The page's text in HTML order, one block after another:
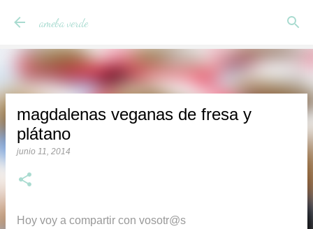
ameba verde
magdalenas veganas de fresa y
plátano
junio 11, 2014
Hoy voy a compartir con vosotr@s